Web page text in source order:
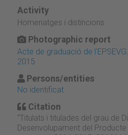
Activity
Homenatges i distincions
Photographic report
Acte de graduació de
2015
Persons/entities
No identificat
Citation
“Titulats i titulades del grau de
Desenvolupament del Producte